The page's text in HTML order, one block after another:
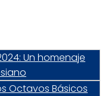
Un homenaje
Octavos Básicos